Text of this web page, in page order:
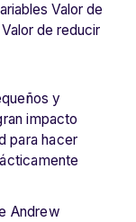
Valor de
de reducir
y
impacto
para hacer
Andrew